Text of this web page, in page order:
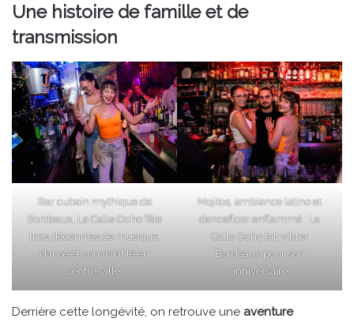
Une histoire de famille et de
transmission
Bar cubain mythique de
Bordeaux, La Calle Ocho fête
trois décennies de musique,
danse et convivialité en
centre-ville.
Mojitos, ambiance latino et
dancefloor enflammé : La
Calle Ocho fait vibrer
Bordeaux pour son
anniversaire.
Derrière cette longévité, on retrouve une aventure